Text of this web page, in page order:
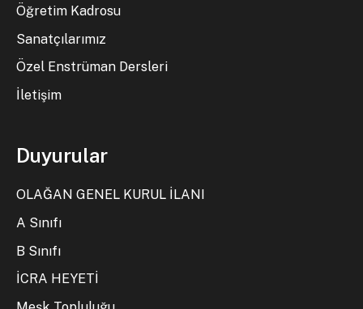
Öğretim Kadrosu
Sanatçılarımız
Özel Enstrüman Dersleri
İletişim
Duyurular
OLAĞAN GENEL KURUL İLANI
A Sınıfı
B Sınıfı
İCRA HEYETİ